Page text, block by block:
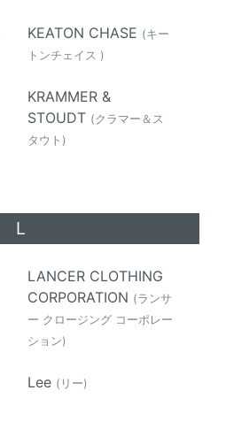
KEATON CHASE (キー
トンチェイス )
KRAMMER &
STOUDT (クラマー＆ス
タウト)
L
LANCER CLOTHING
CORPORATION (ランサ
ー クロージング コーポレー
ション)
Lee (リー)